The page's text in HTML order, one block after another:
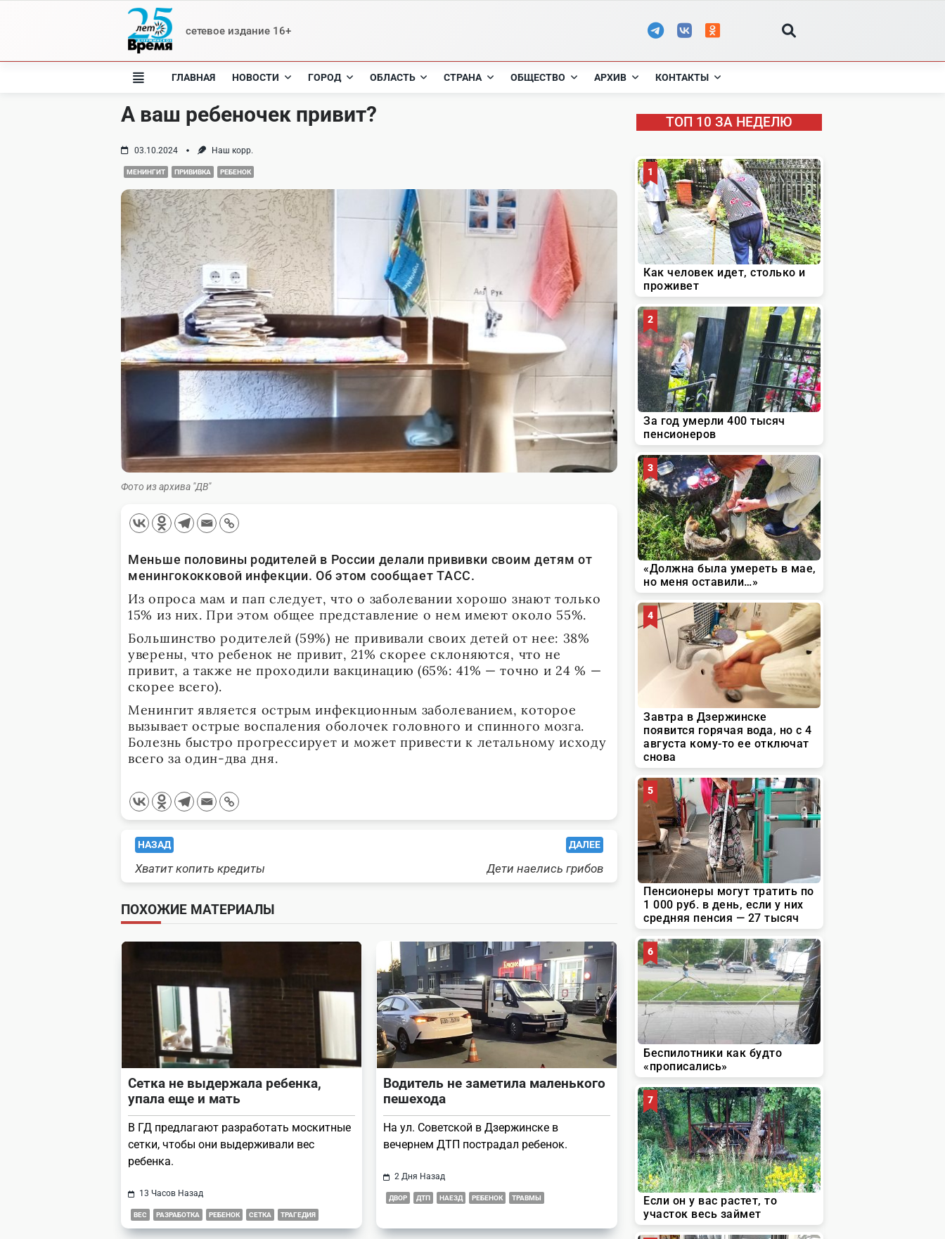
сетевое издание 16+
ГЛАВНАЯ НОВОСТИ ГОРОД ОБЛАСТЬ СТРАНА ОБЩЕСТВО АРХИВ КОНТАКТЫ
А ваш ребеночек привит?
03.10.2024 Наш корр.
МЕНИНГИТ ПРИВИВКА РЕБЕНОК
Фото из архива "ДВ"
Меньше половины родителей в России делали прививки своим детям от
менингококковой инфекции. Об этом сообщает ТАСС.
Из опроса мам и пап следует, что о заболевании хорошо знают только
15% из них. При этом общее представление о нем имеют около 55%.
Большинство родителей (59%) не прививали своих детей от нее: 38%
уверены, что ребенок не привит, 21% скорее склоняются, что не
привит, а также не проходили вакцинацию (65%: 41% — точно и 24 % —
скорее всего).
Менингит является острым инфекционным заболеванием, которое
вызывает острые воспаления оболочек головного и спинного мозга.
Болезнь быстро прогрессирует и может привести к летальному исходу
всего за один-два дня.
<span
class="nav-
subtitle
screen-
reader-
text">Page</span>
НАЗАД
Хватит копить кредиты
ДАЛЕЕ
Дети наелись грибов
ПОХОЖИЕ МАТЕРИАЛЫ
Сетка не выдержала ребенка,
упала еще и мать
В ГД предлагают разработать москитные
сетки, чтобы они выдерживали вес
ребенка.
13 Часов Назад
ВЕС РАЗРАБОТКА РЕБЕНОК СЕТКА ТРАГЕДИЯ
Водитель не заметила маленького
пешехода
На ул. Советской в Дзержинске в
вечернем ДТП пострадал ребенок.
2 Дня Назад
ДВОР ДТП НАЕЗД РЕБЕНОК ТРАВМЫ
ТОП 10 ЗА НЕДЕЛЮ